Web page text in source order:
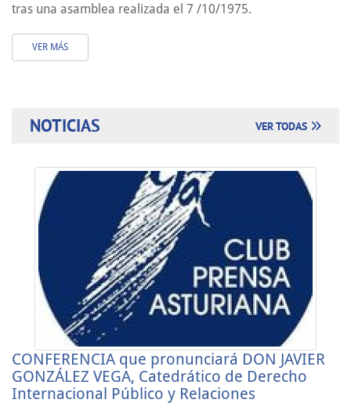
tras una asamblea realizada el 7 /10/1975.
VER MÁS
NOTICIAS VER TODAS
CONFERENCIA que pronunciará DON JAVIER
GONZÁLEZ VEGA, Catedrático de Derecho
Internacional Público y Relaciones